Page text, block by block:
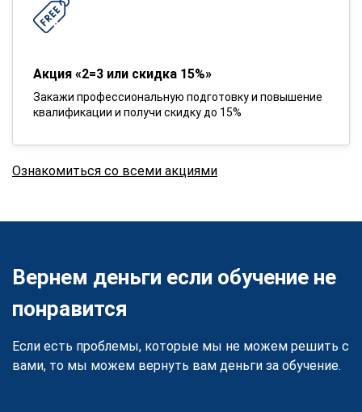
Акция «2=3 или скидка 15%»
Закажи профессиональную подготовку и повышение
квалификации и получи скидку до 15%
Ознакомиться со всеми акциями
Вернем деньги если обучение не
понравится
Если есть проблемы, которые мы не можем решить с
вами, то мы можем вернуть вам деньги за обучение.